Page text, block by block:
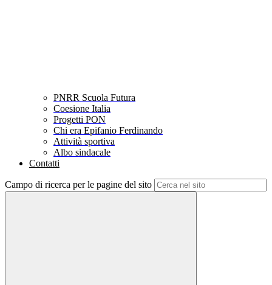
PNRR Scuola Futura
Coesione Italia
Progetti PON
Chi era Epifanio Ferdinando
Attività sportiva
Albo sindacale
Contatti
Campo di ricerca per le pagine del sito